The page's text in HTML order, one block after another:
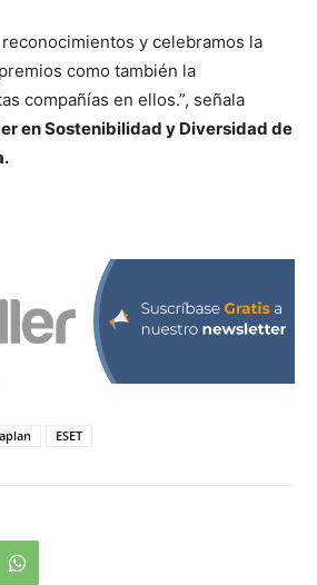
y celebramos la
como también la
compañías en ellos.”, señala
en Sostenibilidad y Diversidad de
ESET